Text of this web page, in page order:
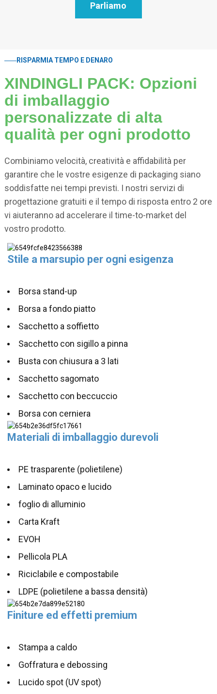
Parliamo
RISPARMIA TEMPO E DENARO
XINDINGLI PACK: Opzioni
di imballaggio
personalizzate di alta
qualità per ogni prodotto
Combiniamo velocità, creatività e affidabilità per
garantire che le vostre esigenze di packaging siano
soddisfatte nei tempi previsti. I nostri servizi di
progettazione gratuiti e il tempo di risposta entro 2 ore
vi aiuteranno ad accelerare il time-to-market del
vostro prodotto.
Stile a marsupio per ogni esigenza
Borsa stand-up
Borsa a fondo piatto
Sacchetto a soffietto
Sacchetto con sigillo a pinna
Busta con chiusura a 3 lati
Sacchetto sagomato
Sacchetto con beccuccio
Borsa con cerniera
Materiali di imballaggio durevoli
PE trasparente (polietilene)
Laminato opaco e lucido
foglio di alluminio
Carta Kraft
EVOH
Pellicola PLA
Riciclabile e compostabile
LDPE (polietilene a bassa densità)
Finiture ed effetti premium
Stampa a caldo
Goffratura e debossing
Lucido spot (UV spot)